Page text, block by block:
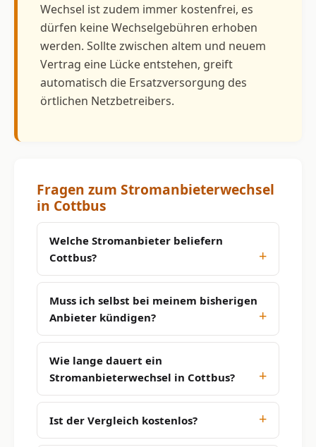
Wechsel ist zudem immer kostenfrei, es
dürfen keine Wechselgebühren erhoben
werden. Sollte zwischen altem und neuem
Vertrag eine Lücke entstehen, greift
automatisch die Ersatzversorgung des
örtlichen Netzbetreibers.
Fragen zum Stromanbieterwechsel
in Cottbus
Welche Stromanbieter beliefern
Cottbus?
Muss ich selbst bei meinem bisherigen
Anbieter kündigen?
Wie lange dauert ein
Stromanbieterwechsel in Cottbus?
Ist der Vergleich kostenlos?